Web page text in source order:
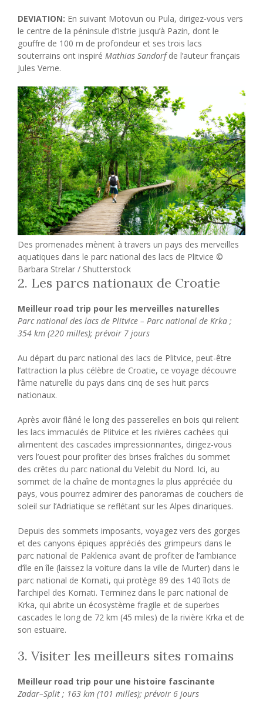
DEVIATION: En suivant Motovun ou Pula, dirigez-vous vers
le centre de la péninsule d’Istrie jusqu’à Pazin, dont le
gouffre de 100 m de profondeur et ses trois lacs
souterrains ont inspiré Mathias Sandorfde l’auteur français
Jules Verne.
Des promenades mènent à travers un pays des merveilles
aquatiques dans le parc national des lacs de Plitvice ©
Barbara Strelar / Shutterstock
2. Les parcs nationaux de Croatie
Meilleur road trip pour les merveilles naturelles
Parc national des lacs de Plitvice – Parc national de Krka ;
354 km (220 milles); prévoir 7 jours
Au départ du parc national des lacs de Plitvice, peut-être
l’attraction la plus célèbre de Croatie, ce voyage découvre
l’âme naturelle du pays dans cinq de ses huit parcs
nationaux.
Après avoir flâné le long des passerelles en bois qui relient
les lacs immaculés de Plitvice et les rivières cachées qui
alimentent des cascades impressionnantes, dirigez-vous
vers l’ouest pour profiter des brises fraîches du sommet
des crêtes du parc national du Velebit du Nord. Ici, au
sommet de la chaîne de montagnes la plus appréciée du
pays, vous pourrez admirer des panoramas de couchers de
soleil sur l’Adriatique se reflétant sur les Alpes dinariques.
Depuis des sommets imposants, voyagez vers des gorges
et des canyons épiques appréciés des grimpeurs dans le
parc national de Paklenica avant de profiter de l’ambiance
d’île en île (laissez la voiture dans la ville de Murter) dans le
parc national de Kornati, qui protège 89 des 140 îlots de
l’archipel des Kornati. Terminez dans le parc national de
Krka, qui abrite un écosystème fragile et de superbes
cascades le long de 72 km (45 miles) de la rivière Krka et de
son estuaire.
3. Visiter les meilleurs sites romains
Meilleur road trip pour une histoire fascinante
Zadar–Split ; 163 km (101 milles); prévoir 6 jours